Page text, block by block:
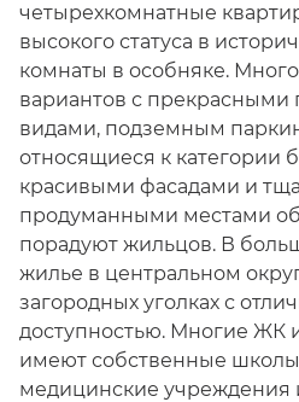
четырехкомнатные
высокого статуса в
комнаты в особняке.
вариантов с
видами, подземным
относящиеся к категории
красивыми фасадами и
продуманными местами
порадуют жильцов. В
жилье в центральном
загородных уголках с
доступностью. Многие ЖК
имеют собственные
медицинские учреждения